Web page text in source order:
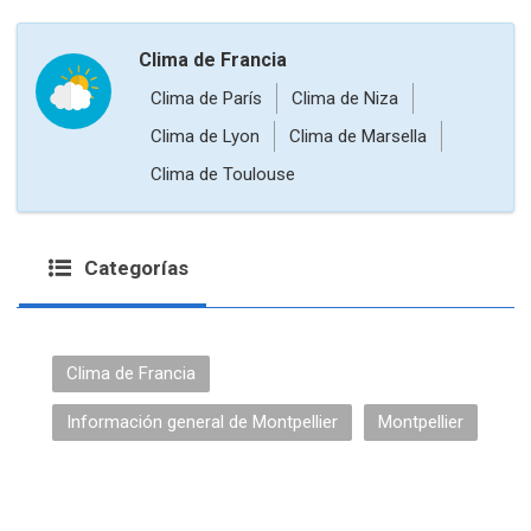
Clima de Francia
Clima de París
Clima de Niza
Clima de Lyon
Clima de Marsella
Clima de Toulouse
Categorías
Clima de Francia
Información general de Montpellier Montpellier